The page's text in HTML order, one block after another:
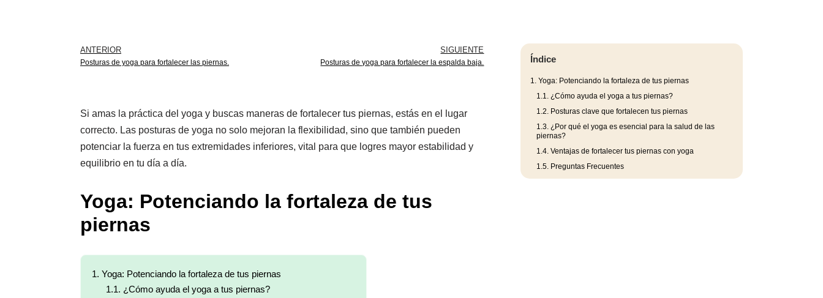
ANTERIOR
Posturas de yoga para fortalecer las piernas.
SIGUIENTE
Posturas de yoga para fortalecer la espalda baja.
Si amas la práctica del yoga y buscas maneras de fortalecer tus piernas, estás en el lugar
correcto. Las posturas de yoga no solo mejoran la flexibilidad, sino que también pueden
potenciar la fuerza en tus extremidades inferiores, vital para que logres mayor estabilidad y
equilibrio en tu día a día.
Yoga: Potenciando la fortaleza de tus
piernas
1. Yoga: Potenciando la fortaleza de tus piernas
1.1. ¿Cómo ayuda el yoga a tus piernas?
Índice
1.
Yoga: Potenciando la fortaleza de tus piernas
1.1.
¿Cómo ayuda el yoga a tus piernas?
1.2. Posturas clave que fortalecen tus piernas
1.3. ¿Por qué el yoga es esencial para la salud de las
piernas?
1.4. Ventajas de fortalecer tus piernas con yoga
1.5. Preguntas Frecuentes